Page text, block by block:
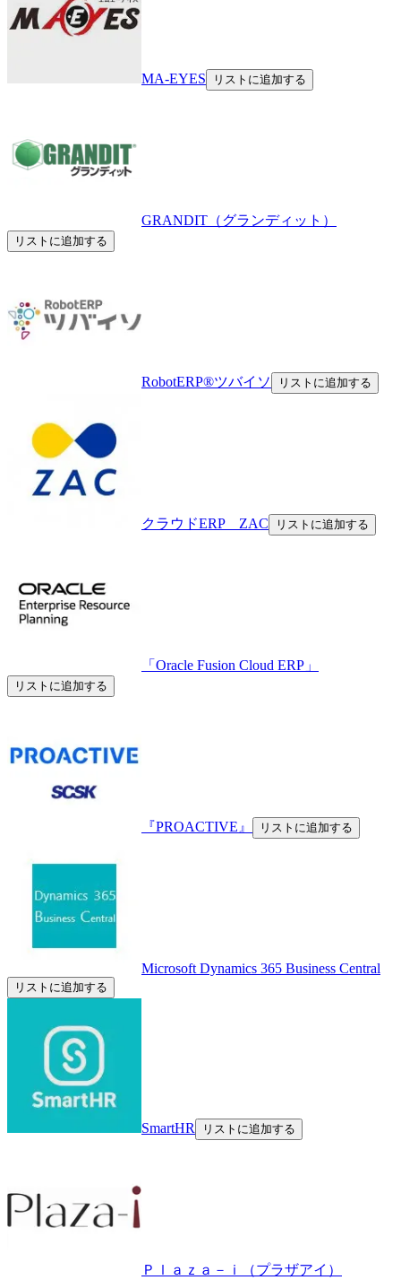
MA-EYES リストに追加する
GRANDIT（グランディット）
リストに追加する
RobotERP®️ツバイソ リストに追加する
クラウドERP ZAC リストに追加する
「Oracle Fusion Cloud ERP」
リストに追加する
『PROACTIVE』 リストに追加する
Microsoft Dynamics 365 Business Central
リストに追加する
SmartHR リストに追加する
Ｐｌａｚａ－ｉ（プラザアイ）